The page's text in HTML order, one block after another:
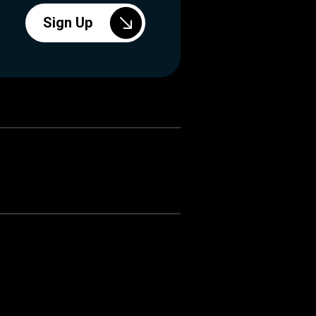
Sign Up